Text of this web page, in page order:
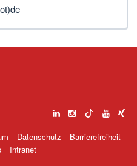
Datenschutz
Barrierefreiheit
Intranet